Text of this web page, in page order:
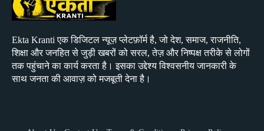
Ekta Kranti एक डिजिटल न्यूज़ प्लेटफ़ॉर्म है, जो देश, समाज, राजनीति,
शिक्षा और जनहित से जुड़ी खबरों को सरल, तेज़ और निष्पक्ष तरीके से लोगों
तक पहुंचाने का कार्य करता है। इसका उद्देश्य विश्वसनीय जानकारी के
साथ जनता की आवाज़ को मजबूती देना है।